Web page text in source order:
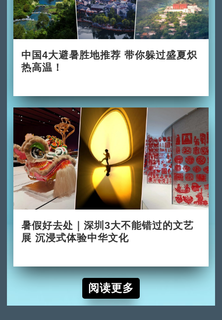
中国4大避暑胜地推荐 带你躲过盛夏炽
热高温！
暑假好去处｜深圳3大不能错过的文艺
展 沉浸式体验中华文化
阅读更多